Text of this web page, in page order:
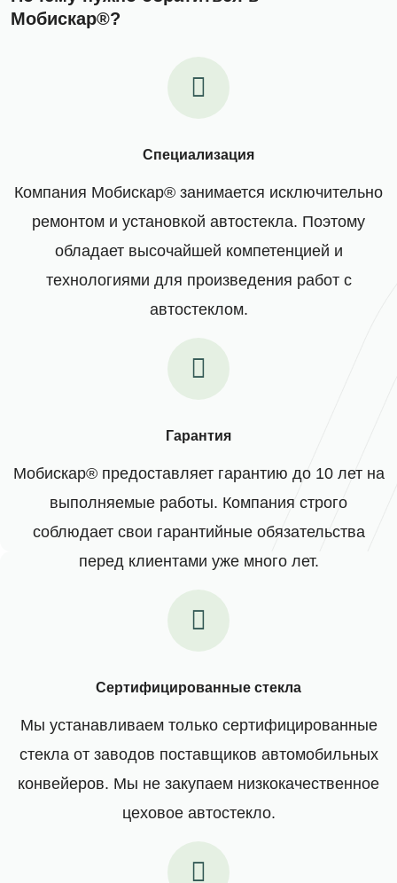
Мобискар®?
Специализация
Компания Мобискар® занимается исключительно
ремонтом и установкой автостекла. Поэтому
обладает высочайшей компетенцией и
технологиями для произведения работ с
автостеклом.
Гарантия
Мобискар® предоставляет гарантию до 10 лет на
выполняемые работы. Компания строго
соблюдает свои гарантийные обязательства
перед клиентами уже много лет.
Сертифицированные стекла
Мы устанавливаем только сертифицированные
стекла от заводов поставщиков автомобильных
конвейеров. Мы не закупаем низкокачественное
цеховое автостекло.